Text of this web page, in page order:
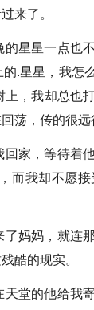
来了。
星星一点也
.星星，我怎
，我却总也
荡，传的很远
家，等待着
而我却不愿
妈妈，就连
酷的现实。
堂的他给我